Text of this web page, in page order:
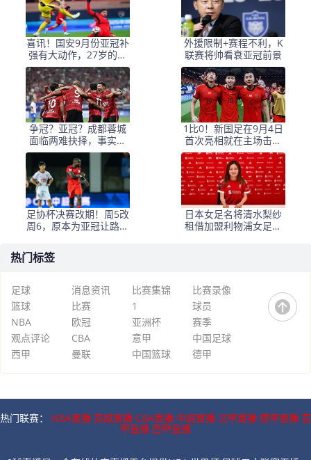
喜讯！国安9月份亚冠补
强有大动作，27岁的葡
萄牙联赛主力国脚右后
卫转会入队
外援限制+赛程不利，K
联赛将帅看衰亚冠前景
争冠？亚冠？成都蓉城
面临两难抉择，事实证
明一套阵容踢不了双线
1比0！新国足在9月4日
首次亮相就在主场击败
亚洲冠军，孙继海已出
任领队
足协杯决赛改期！周5改
周6，原本为亚冠让路，
日本女足名将清水梨纱
租借加盟利物浦女足身
热门标签
足球 消息资讯 比赛集锦
比赛录像
篮球
比赛 1
球员
NBA
欧冠 亚洲杯
赛季
观点评论
CBA 意甲
中国足球
西甲
曼联 中国篮球 德甲
热门联赛： NBA直播 英超直播 CBA直播 中超直播 法甲直播 德甲直播 意
甲直播 西甲直播